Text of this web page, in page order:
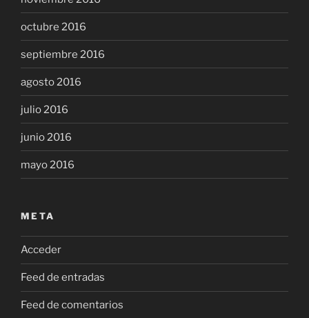
octubre 2016
septiembre 2016
agosto 2016
julio 2016
junio 2016
mayo 2016
META
Acceder
Feed de entradas
Feed de comentarios